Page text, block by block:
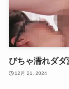
びちゃ濡れダダ
12月 21, 2024